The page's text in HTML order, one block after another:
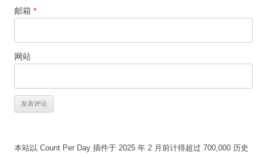
邮箱 *
网站
本站以 Count Per Day 插件于 2025 年 2 月前计得超过 700,000 历史